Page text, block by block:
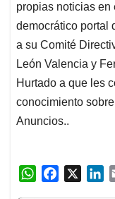
propias noticias en
democrático portal
a su Comité
León Valencia y
Hurtado a que les
conocimiento
Anuncios..
W